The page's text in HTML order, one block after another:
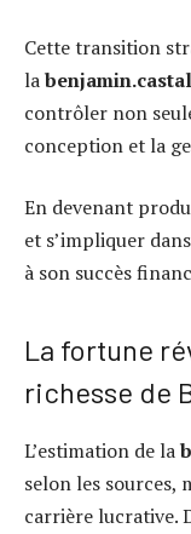
Cette transition
la
contrôler non
conception et la
En devenant
et s’impliquer
à son succès
La fortune
richesse de
L’estimation de la
selon les sources,
carrière lucrative.